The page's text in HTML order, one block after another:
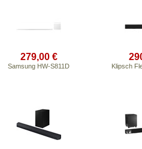
279,00 €
Samsung HW-S811D Klipsch